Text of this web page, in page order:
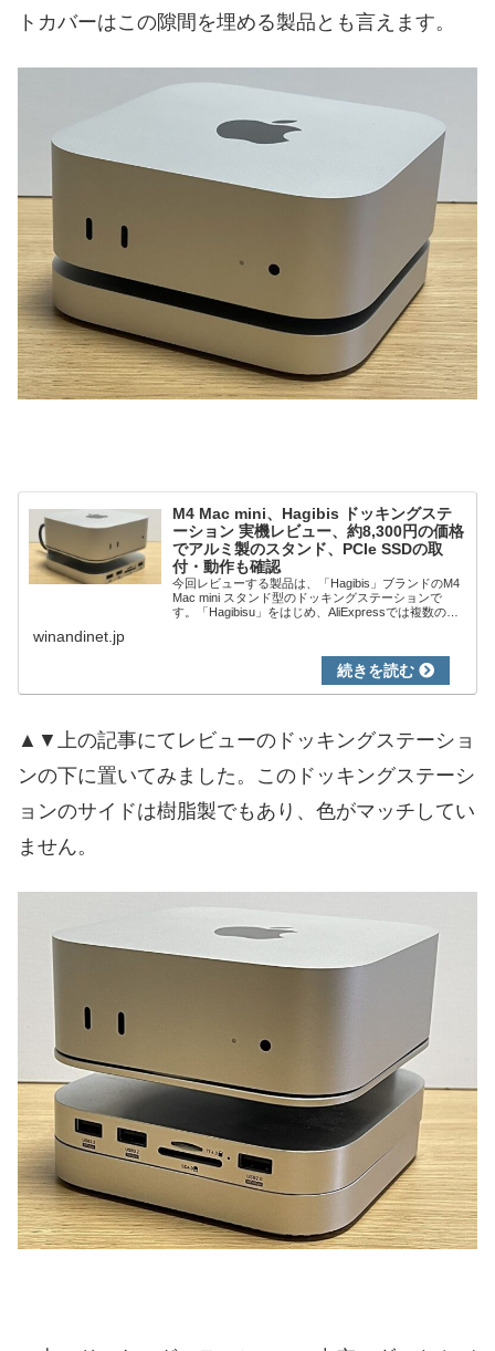
トカバーはこの隙間を埋める製品とも言えます。
M4 Mac mini、Hagibis ドッキングステ
ーション 実機レビュー、約8,300円の価格
でアルミ製のスタンド、PCIe SSDの取
付・動作も確認
今回レビューする製品は、「Hagibis」ブランドのM4
Mac mini スタンド型のドッキングステーションで
す。「Hagibisu」をはじめ、AliExpressでは複数のブ
winandinet.jp
▲▼上の記事にてレビューのドッキングステーショ
ンの下に置いてみました。このドッキングステーシ
ョンのサイドは樹脂製でもあり、色がマッチしてい
ません。